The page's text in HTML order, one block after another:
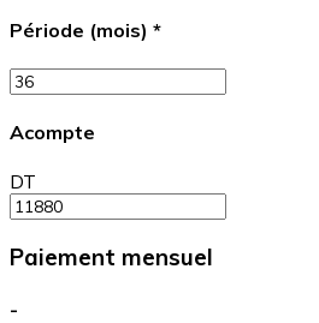
Période (mois) *
Acompte
DT
Paiement mensuel
-